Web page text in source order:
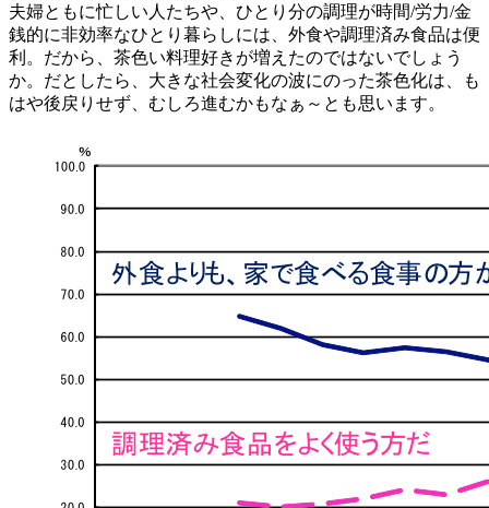
夫婦ともに忙しい人たちや、ひとり分の調理が時間/労力/金
銭的に非効率なひとり暮らしには、外食や調理済み食品は便
利。だから、茶色い料理好きが増えたのではないでしょう
か。だとしたら、大きな社会変化の波にのった茶色化は、も
はや後戻りせず、むしろ進むかもなぁ～とも思います。